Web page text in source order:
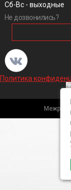
Сб-Вс - выходные
Не дозвонились?
Политика